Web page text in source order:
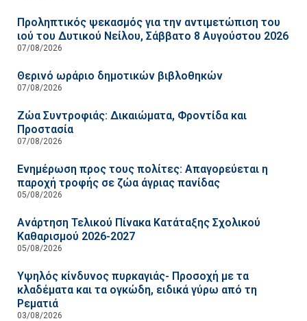
Προληπτικός ψεκασμός για την αντιμετώπιση του
ιού του Δυτικού Νείλου, Σάββατο 8 Αυγούστου 2026
07/08/2026
Θερινό ωράριο δημοτικών βιβλοθηκών
07/08/2026
Ζώα Συντροφιάς: Δικαιώματα, Φροντίδα και
Προστασία
07/08/2026
Ενημέρωση προς τους πολίτες: Απαγορεύεται η
παροχή τροφής σε ζώα άγριας πανίδας
05/08/2026
Ανάρτηση Τελικού Πίνακα Κατάταξης Σχολικού
Καθαρισμού 2026-2027
05/08/2026
Υψηλός κίνδυνος πυρκαγιάς- Προσοχή με τα
κλαδέματα και τα ογκώδη, ειδικά γύρω από τη
Ρεματιά
03/08/2026